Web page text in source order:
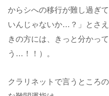
からシへの移行が難し過ぎ
いんじゃないか…？」とさ
きの方には、きっと分かっ
う…！！）。
クラリネットで言うところ